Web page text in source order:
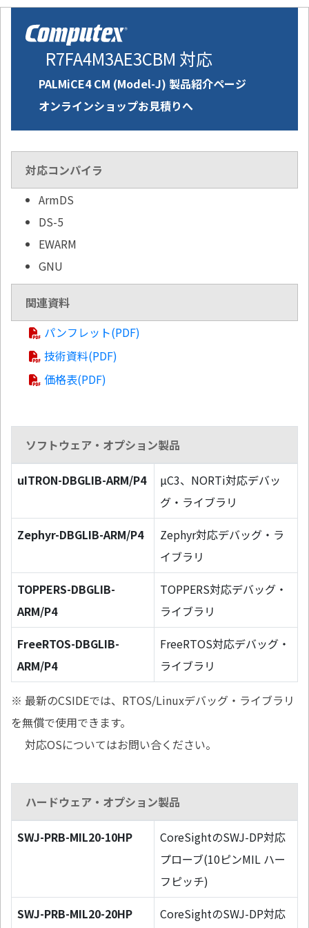
R7FA4M3AE3CBM 対応
PALMiCE4 CM (Model-J) 製品紹介ページ
オンラインショップお見積りへ
対応コンパイラ
ArmDS
DS-5
EWARM
GNU
関連資料
パンフレット(PDF)
技術資料(PDF)
価格表(PDF)
ソフトウェア・オプション製品
uITRON-DBGLIB-ARM/P4
µC3、NORTi対応デバッ
グ・ライブラリ
Zephyr-DBGLIB-ARM/P4
Zephyr対応デバッグ・ラ
イブラリ
TOPPERS-DBGLIB-
ARM/P4
TOPPERS対応デバッグ・
ライブラリ
FreeRTOS-DBGLIB-
ARM/P4
FreeRTOS対応デバッグ・
ライブラリ
※ 最新のCSIDEでは、RTOS/Linuxデバッグ・ライブラリ
を無償で使用できます。
対応OSについてはお問い合ください。
ハードウェア・オプション製品
SWJ-PRB-MIL20-10HP
CoreSightのSWJ-DP対応
プローブ(10ピンMIL ハー
フピッチ)
SWJ-PRB-MIL20-20HP
CoreSightのSWJ-DP対応